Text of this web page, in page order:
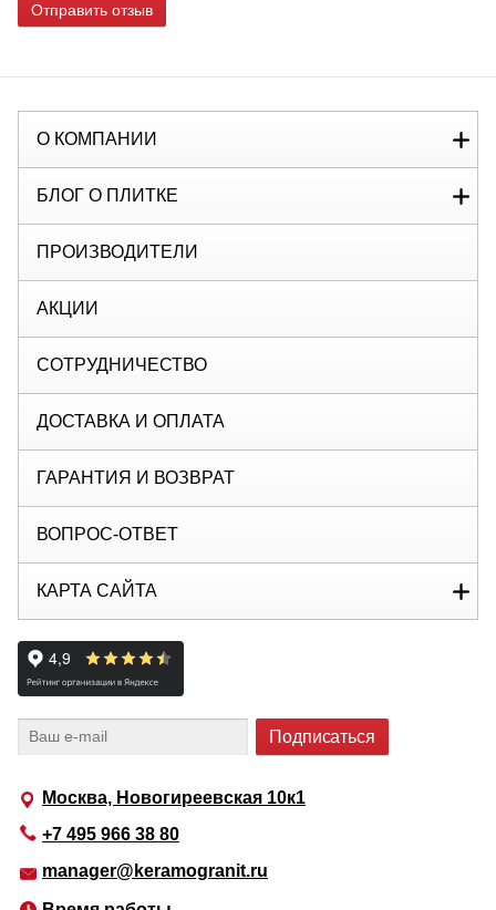
Отправить отзыв
Москва, Новогиреевская 10к1
+7 495 966 38 80
manager@keramogranit.ru
О КОМПАНИИ
БЛОГ О ПЛИТКЕ
ПРОИЗВОДИТЕЛИ
АКЦИИ
СОТРУДНИЧЕСТВО
ДОСТАВКА И ОПЛАТА
ГАРАНТИЯ И ВОЗВРАТ
ВОПРОС-ОТВЕТ
КАРТА САЙТА